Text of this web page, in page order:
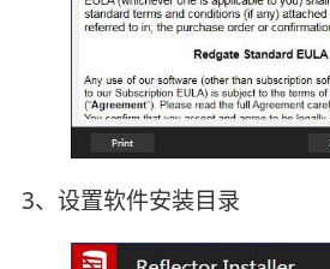
3、设置软件安装目录